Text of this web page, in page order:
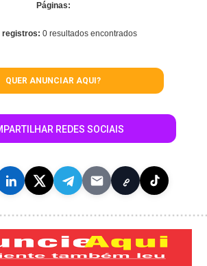
Páginas:
registros: 0 resultados encontrados
QUER ANUNCIAR AQUI?
REDES SOCIAIS